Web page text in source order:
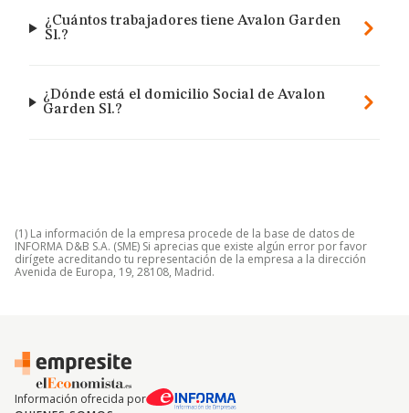
¿Cuántos trabajadores tiene Avalon Garden
Sl.?
¿Dónde está el domicilio Social de Avalon
Garden Sl.?
(1) La información de la empresa procede de la base de datos de
INFORMA D&B S.A. (SME) Si aprecias que existe algún error por favor
dirígete acreditando tu representación de la empresa a la dirección
Avenida de Europa, 19, 28108, Madrid.
Información ofrecida por